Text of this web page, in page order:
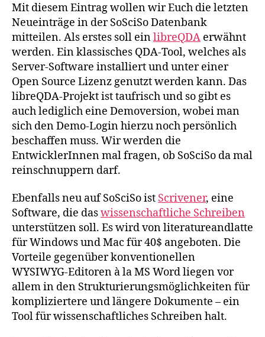
Mit diesem Eintrag wollen wir Euch die letzten
Neueinträge in der SoSciSo Datenbank
mitteilen. Als erstes soll einlibreQDA erwähnt
werden. Ein klassisches QDA-Tool, welches als
Server-Software installiert und unter einer
Open Source Lizenz genutzt werden kann. Das
libreQDA-Projekt ist taufrisch und so gibt es
auch lediglich eine Demoversion, wobei man
sich den Demo-Login hierzu noch persönlich
beschaffen muss. Wir werden die
EntwicklerInnenmal fragen, ob SoSciSo da mal
reinschnuppern darf.
Ebenfalls neu auf SoSciSo ist Scrivener, eine
Software, die daswissenschaftliche Schreiben
unterstützen soll. Es wird von literatureandlatte
für Windows und Mac für 40$ angeboten. Die
Vorteile gegenüber konventionellen
WYSIWYG-Editoren à la MS Word liegenvor
allem in den Strukturierungsmöglichkeiten für
kompliziertere und längere Dokumente – ein
Tool für wissenschaftliches Schreiben halt.